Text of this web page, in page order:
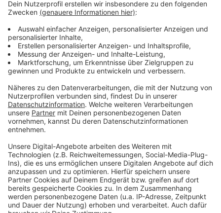
Anzeige
Zeugensuche nach Raubüberfall in Wiesdorf
Versuchter Einbruch in Sparkassenfiliale in Opladen
Fazit
Anzeige
Anzeige